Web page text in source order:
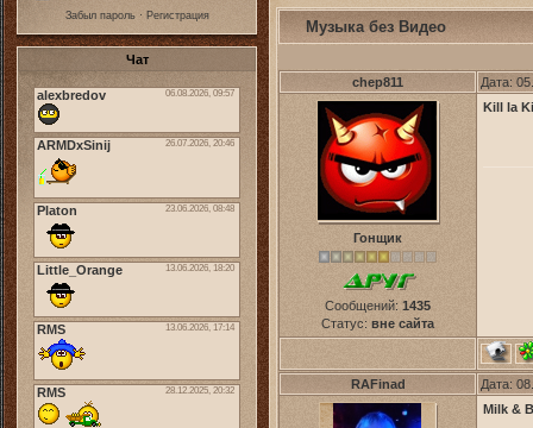
Забыл пароль· Регистрация
Чат
Музыка без Видео
chep811 Дата:
Гонщик
Сообщений: 1435
Статус: вне сайта
Kill la
RAFinad Дата:
Milk &